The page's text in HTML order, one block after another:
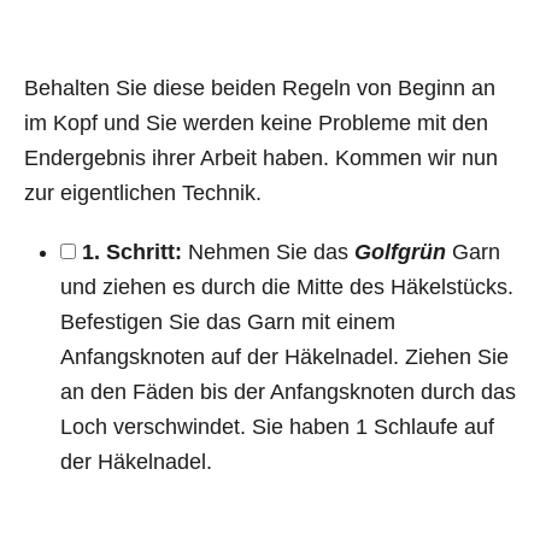
Behalten Sie diese beiden Regeln von Beginn an
im Kopf und Sie werden keine Probleme mit den
Endergebnis ihrer Arbeit haben. Kommen wir nun
zur eigentlichen Technik.
1. Schritt: Nehmen Sie das Golfgrün Garn
und ziehen es durch die Mitte des Häkelstücks.
Befestigen Sie das Garn mit einem
Anfangsknoten auf der Häkelnadel. Ziehen Sie
an den Fäden bis der Anfangsknoten durch das
Loch verschwindet. Sie haben 1 Schlaufe auf
der Häkelnadel.